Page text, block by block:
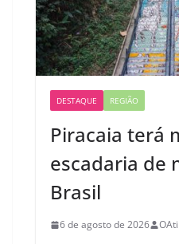
DESTAQUE REGIÃO
Piracaia terá
escadaria de
Brasil
6 de agosto de 2026